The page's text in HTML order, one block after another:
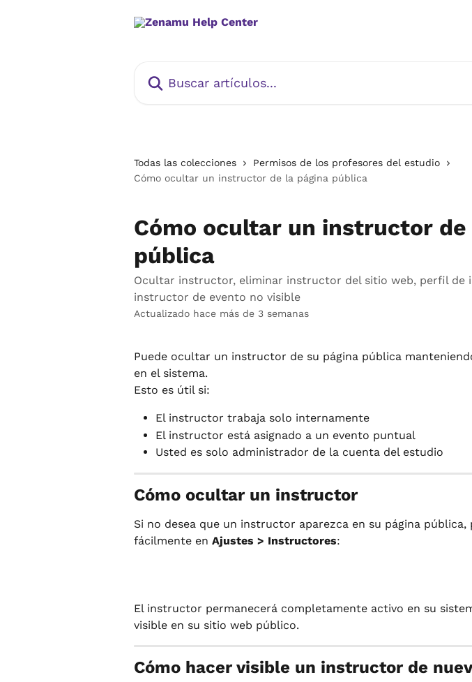
Todas las colecciones
Permisos de los profesores del estudio
Cómo ocultar un instructor de la página pública
Cómo ocultar un instructor de
pública
Ocultar instructor, eliminar instructor del sitio web, perfil de
instructor de evento no visible
Actualizado hace más de 3 semanas
Puede ocultar un instructor de su página pública
en el sistema.
Esto es útil si:
El instructor trabaja solo internamente
El instructor está asignado a un evento puntual
Usted es solo administrador de la cuenta del estudio
Cómo ocultar un instructor
Si no desea que un instructor aparezca en su página
fácilmente en Ajustes > Instructores:
El instructor permanecerá completamente activo en su
visible en su sitio web público.
Cómo hacer visible un instructor de